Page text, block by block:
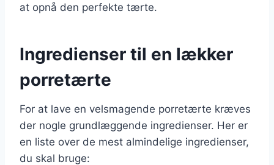
at opnå den perfekte tærte.
Ingredienser til en lækker
porretærte
For at lave en velsmagende porretærte kræves
der nogle grundlæggende ingredienser. Her er
en liste over de mest almindelige ingredienser,
du skal bruge: